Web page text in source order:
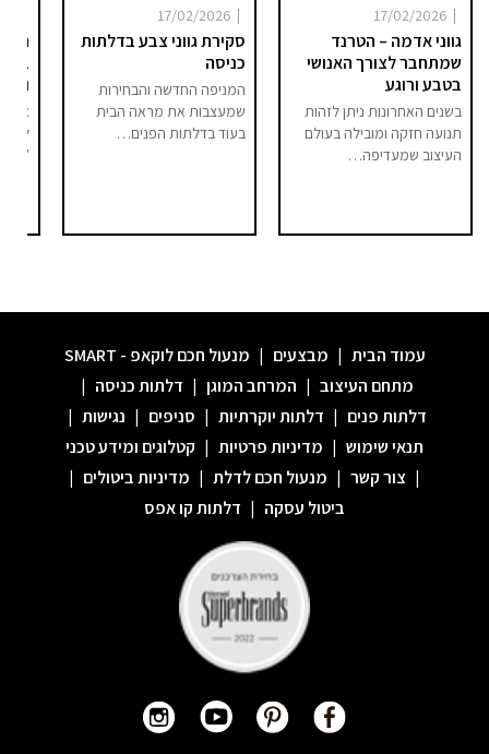
|
17/02/2026
גווני אדמה – הטרנד
שמתחבר לצורך האנושי
בטבע ורוגע
בשנים האחרונות ניתן לזהות
תנועה חזקה ומובילה בעולם
העיצוב שמעדיפה…
|
17/02/2026
סקירת גווני צבע בדלתות
כניסה
המניפה החדשה והבחירות
שמעצבות את מראה הבית
בעוד בדלתות הפנים…
אם
עמוד הבית | מבצעים | מנעול חכם לוקאפ - SMART
מתחם העיצוב | המרחב המוגן | דלתות כניסה |
דלתות פנים | דלתות יוקרתיות | סניפים | נגישות |
תנאי שימוש | מדיניות פרטיות | קטלוגים ומידע טכני
| צור קשר | מנעול חכם לדלת | מדיניות ביטולים |
ביטול עסקה | דלתות קו אפס